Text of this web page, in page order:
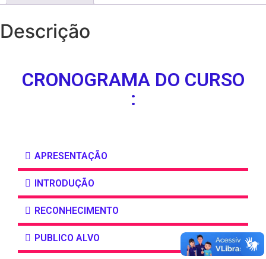
Descrição
CRONOGRAMA DO CURSO
:
APRESENTAÇÃO
INTRODUÇÃO
RECONHECIMENTO
PUBLICO ALVO